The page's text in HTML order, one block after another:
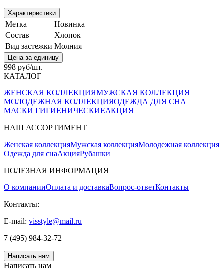
Характеристики
Метка
Новинка
Состав
Хлопок
Вид застежки Молния
Цена за единицу
998 руб/шт.
КАТАЛОГ
ЖЕНСКАЯ КОЛЛЕКЦИЯМУЖСКАЯ КОЛЛЕКЦИЯ
МОЛОДЕЖНАЯ КОЛЛЕКЦИЯОДЕЖДА ДЛЯ СНА
МАСКИ ГИГИЕНИЧЕСКИЕАКЦИЯ
НАШ АССОРТИМЕНТ
Женская коллекцияМужская коллекцияМолодежная коллекция
Одежда для снаАкцияРубашки
ПОЛЕЗНАЯ ИНФОРМАЦИЯ
О компанииОплата и доставкаВопрос-ответКонтакты
Контакты:
E-mail: visstyle@mail.ru
7 (495) 984-32-72
Написать нам
Написать нам